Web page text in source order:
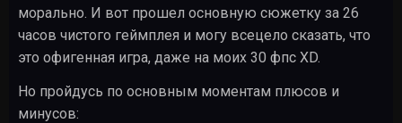
морально. И вот прошел основную сюжетку за 26
часов чистого геймплея и могу всецело сказать, что
это офигенная игра, даже на моих 30 фпс XD.
Но пройдусь по основным моментам плюсов и
минусов: